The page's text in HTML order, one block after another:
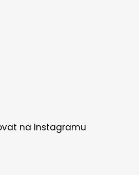
na Instagramu